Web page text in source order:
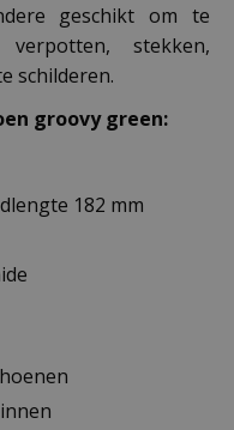
geschikt om te
stekken,
schilderen.
groovy green:
182 mm